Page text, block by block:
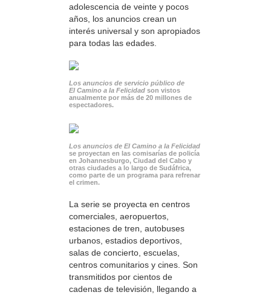
adolescencia de veinte y pocos
años, los anuncios crean un
interés universal y son apropiados
para todas las edades.
Los anuncios de servicio público de
El Camino a la Felicidad son vistos
anualmente por más de 20 millones de
espectadores.
Los anuncios de El Camino a la Felicidad
se proyectan en las comisarías de policía
en Johannesburgo, Ciudad del Cabo y
otras ciudades a lo largo de Sudáfrica,
como parte de un programa para refrenar
el crimen.
La serie se proyecta en centros
comerciales, aeropuertos,
estaciones de tren, autobuses
urbanos, estadios deportivos,
salas de concierto, escuelas,
centros comunitarios y cines. Son
transmitidos por cientos de
cadenas de televisión, llegando a